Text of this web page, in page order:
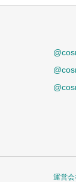
運営会